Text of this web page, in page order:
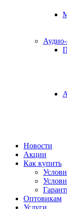
Новости
Акции
Как купить
Оптовикам
Услуги